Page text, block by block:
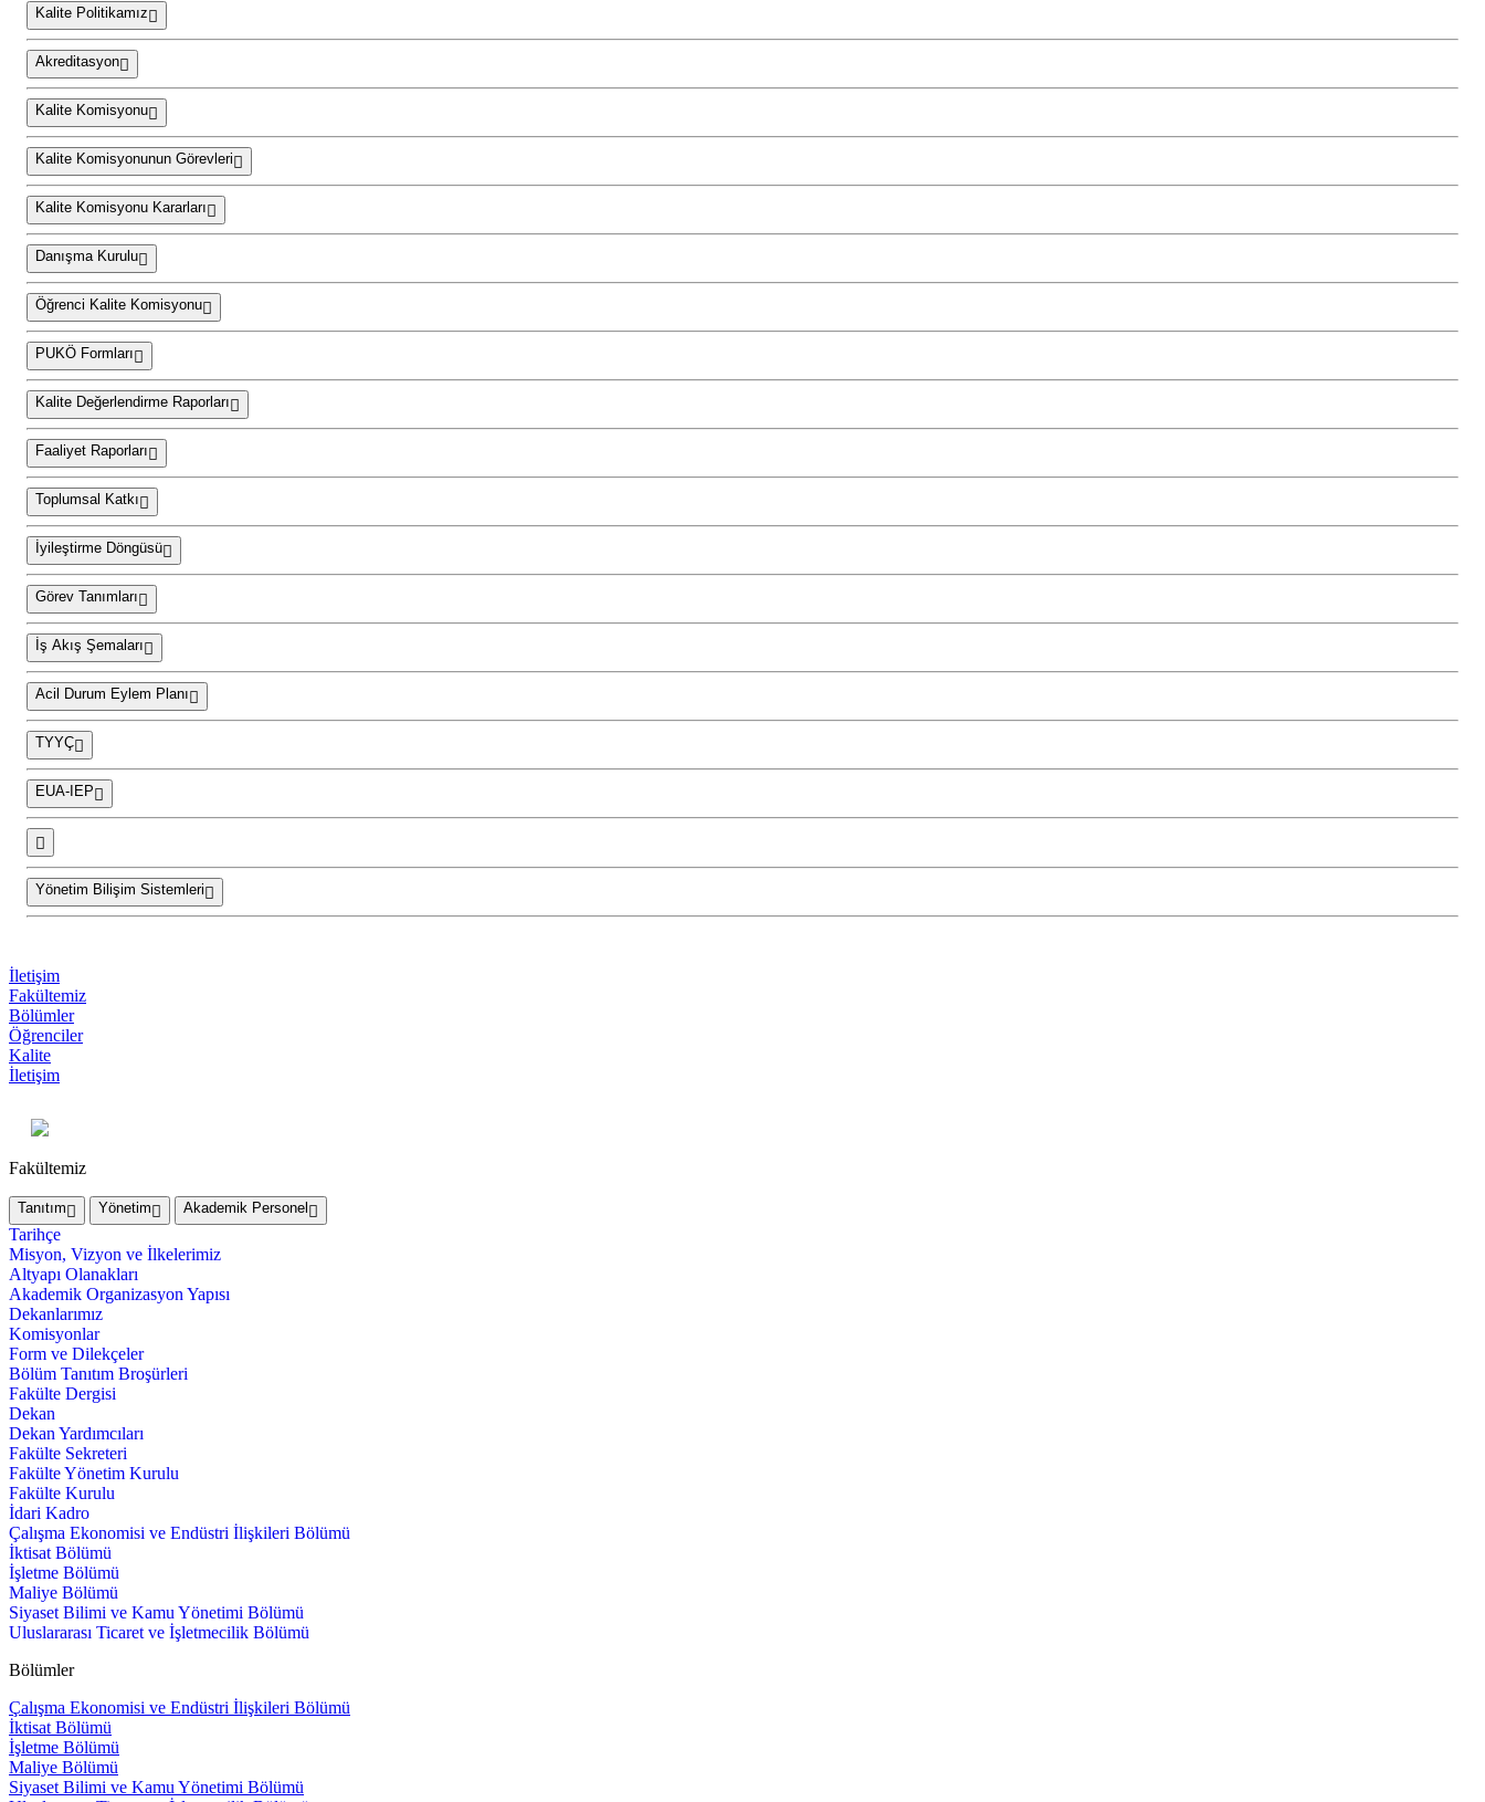
Kalite Politikamız
Akreditasyon
Kalite Komisyonu
Kalite Komisyonunun Görevleri
Kalite Komisyonu Kararları
Danışma Kurulu
Öğrenci Kalite Komisyonu
PUKÖ Formları
Kalite Değerlendirme Raporları
Faaliyet Raporları
Toplumsal Katkı
İyileştirme Döngüsü
Görev Tanımları
İş Akış Şemaları
Acil Durum Eylem Planı
TYYÇ
EUA-IEP
Yönetim Bilişim Sistemleri
İletişim
Fakültemiz
Bölümler
Öğrenciler
Kalite
İletişim
Fakültemiz
Tanıtım Yönetim Akademik Personel
Tarihçe
Misyon, Vizyon ve İlkelerimiz
Altyapı Olanakları
Akademik Organizasyon Yapısı
Dekanlarımız
Komisyonlar
Form ve Dilekçeler
Bölüm Tanıtım Broşürleri
Fakülte Dergisi
Dekan
Dekan Yardımcıları
Fakülte Sekreteri
Fakülte Yönetim Kurulu
Fakülte Kurulu
İdari Kadro
Çalışma Ekonomisi ve Endüstri İlişkileri Bölümü
İktisat Bölümü
İşletme Bölümü
Maliye Bölümü
Siyaset Bilimi ve Kamu Yönetimi Bölümü
Uluslararası Ticaret ve İşletmecilik Bölümü
Bölümler
Çalışma Ekonomisi ve Endüstri İlişkileri Bölümü
İktisat Bölümü
İşletme Bölümü
Maliye Bölümü
Siyaset Bilimi ve Kamu Yönetimi Bölümü